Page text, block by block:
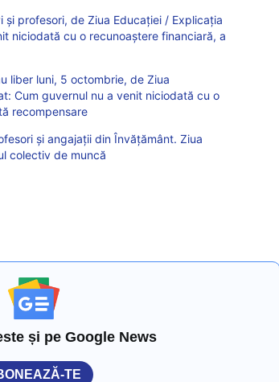
profesori, de Ziua Educației / Explicația
niciodată cu o recunoaștere financiară, a
liber luni, 5 octombrie, de Ziua
Cum guvernul nu a venit niciodată cu o
recompensare
și angajații din Învățământ. Ziua
colectiv de muncă
și pe Google News
TE